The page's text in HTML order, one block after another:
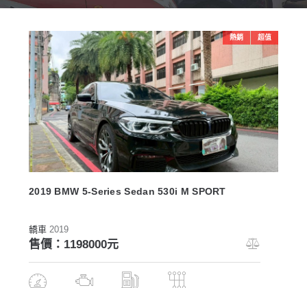
立即找車
聯絡我們
關於我們
熱銷 超值
2019 BMW 5-Series Sedan 530i M SPORT
轎車 2019
售價：1198000元